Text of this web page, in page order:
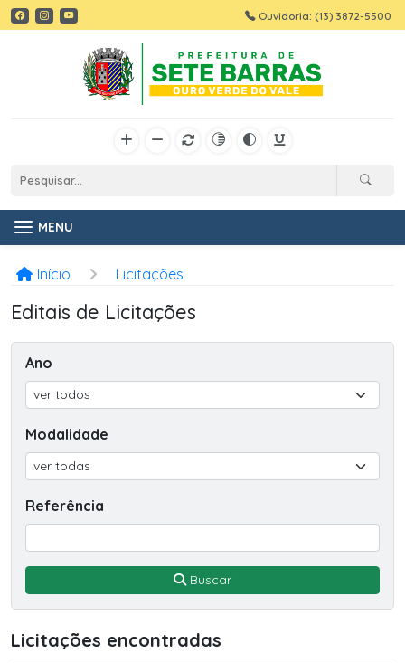
Ouvidoria: (13) 3872-5500
MENU
Início Licitações
Editais de Licitações
Ano
Modalidade
Referência
Buscar
Licitações encontradas